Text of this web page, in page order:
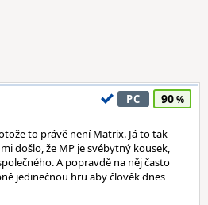
PC 90
to právě není Matrix. Já to tak
došlo, že MP je svébytný kousek,
A popravdě na něj často
jedinečnou hru aby člověk dnes